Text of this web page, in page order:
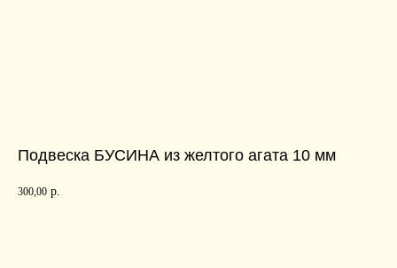
Подвеска БУСИНА из желтого агата 10 мм
300,00 р.